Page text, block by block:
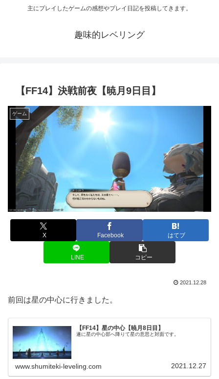
主にプレイしたゲームの感想やプレイ日記を投稿してきます。
趣味的レベリング
【FF14】決戦前夜【暁月9日目】
ゲーム
X Facebook はてブ
LINE コピー
2021.12.28
前回は星の中心に行きました。
【FF14】星の中心【暁月8日目】
遂に星の中心部へ降りて星の意思と対面です。
www.shumiteki-leveling.com 2021.12.27